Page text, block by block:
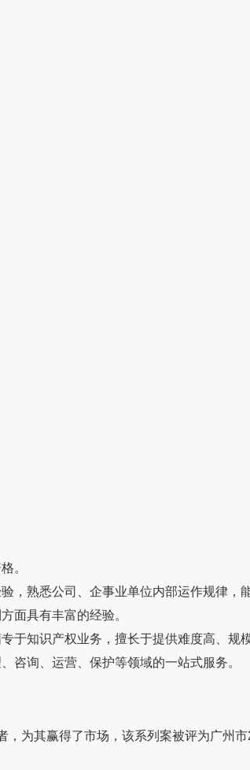
。
，熟悉公司、企事业单位内部运作规律，
面具有丰富的经验。
于知识产权业务，擅长于提供难度高、规
咨询、运营、保护等领域的一站式服务。
为其赢得了市场，该系列案被评为广州